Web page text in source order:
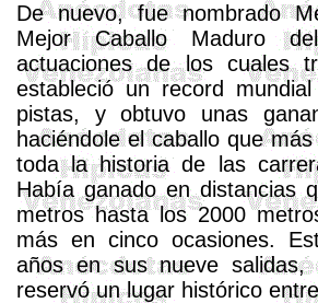
De nuevo, fue nombrado
Mejor Caballo Maduro
actuaciones de los cuales
estableció un record
pistas, y obtuvo unas
haciéndole el caballo que
toda la historia de las
Había ganado en distancias
metros hasta los 2000
más en cinco ocasiones.
años en sus nueve
reservó un lugar histórico